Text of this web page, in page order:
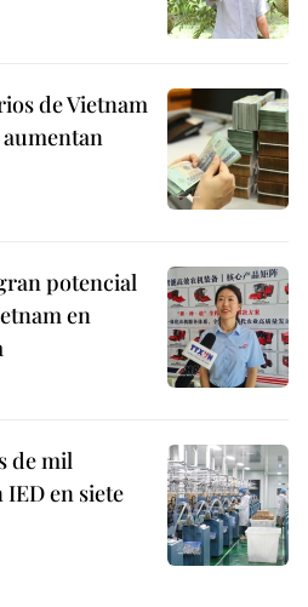
de Vietnam
potencial
en
de mil
en siete